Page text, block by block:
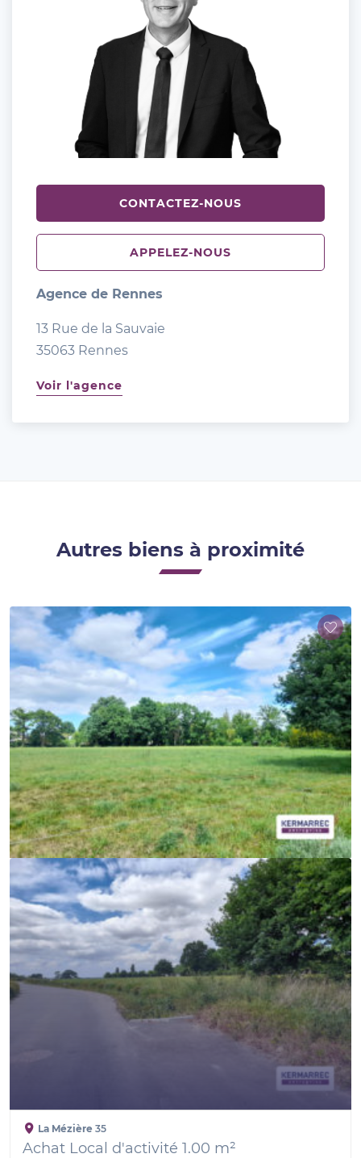
CONTACTEZ-NOUS
APPELEZ-NOUS
Agence de Rennes
13 Rue de la Sauvaie
35063 Rennes
Voir l'agence
Autres biens à proximité
La Mézière 35
Achat Local d'activité 1.00 m²